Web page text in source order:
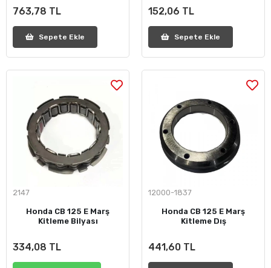
763,78 TL
Sepete Ekle
152,06 TL
Sepete Ekle
2147
Honda CB 125 E Marş
Kitleme Bilyası
334,08 TL
12000-1837
Honda CB 125 E Marş
Kitleme Dış
441,60 TL